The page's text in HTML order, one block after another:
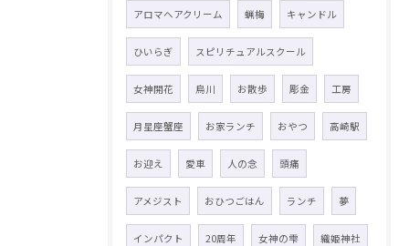
アロマヘアクリーム 蝋梅 キャンドル
ひいらぎ スピリチュアルスクール
女神開花 烏川 お散歩 彫金 工房
月星座蟹座 お家ランチ おやつ 高崎駅
お迎え 愛車 人の念 頭痛
アメジスト おひつごはん ランチ 夢
インパクト 20周年 女神の雫 織姫神社